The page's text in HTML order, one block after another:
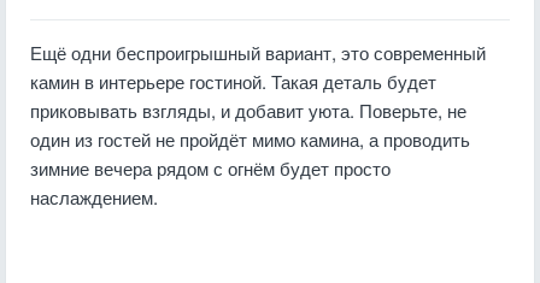
Ещё одни беспроигрышный вариант, это современный
камин в интерьере гостиной. Такая деталь будет
приковывать взгляды, и добавит уюта. Поверьте, не
один из гостей не пройдёт мимо камина, а проводить
зимние вечера рядом с огнём будет просто
наслаждением.